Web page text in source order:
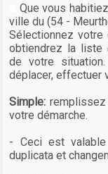
Que vous
ville du (54 -
Sélectionnez
obtiendrez la liste
de votre situation.
déplacer, effectuer
Simple:
votre démarche.
- Ceci est valable
duplicata et